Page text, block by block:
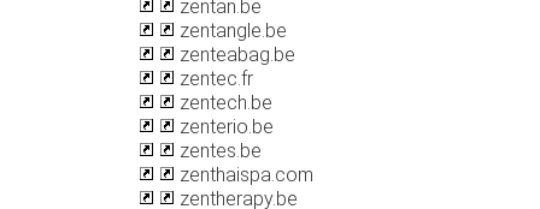
zentan.be
zentangle.be
zenteabag.be
zentec.fr
zentech.be
zenterio.be
zentes.be
zenthaispa.com
zentherapy.be